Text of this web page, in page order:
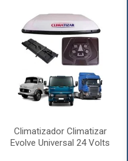
Climatizador Climatizar
Evolve Universal 24 Volts